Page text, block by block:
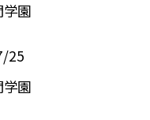
学園
25
学園